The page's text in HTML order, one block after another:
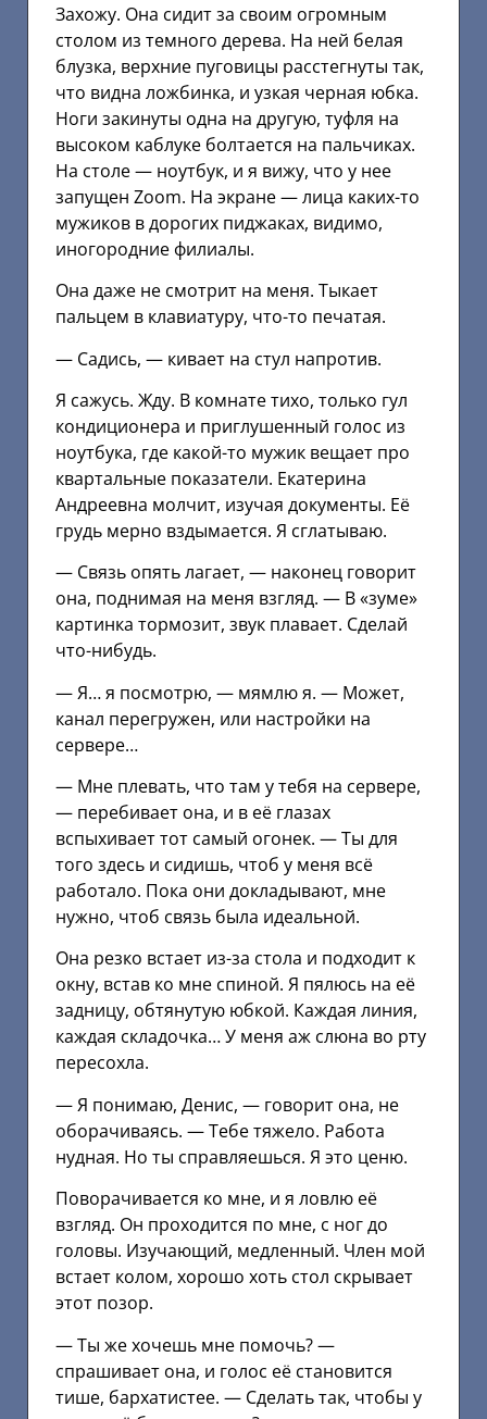
Захожу. Она сидит за своим огромным
столом из темного дерева. На ней белая
блузка, верхние пуговицы расстегнуты так,
что видна ложбинка, и узкая черная юбка.
Ноги закинуты одна на другую, туфля на
высоком каблуке болтается на пальчиках.
На столе — ноутбук, и я вижу, что у нее
запущен Zoom. На экране — лица каких-то
мужиков в дорогих пиджаках, видимо,
иногородние филиалы.
Она даже не смотрит на меня. Тыкает
пальцем в клавиатуру, что-то печатая.
— Садись, — кивает на стул напротив.
Я сажусь. Жду. В комнате тихо, только гул
кондиционера и приглушенный голос из
ноутбука, где какой-то мужик вещает про
квартальные показатели. Екатерина
Андреевна молчит, изучая документы. Её
грудь мерно вздымается. Я сглатываю.
— Связь опять лагает, — наконец говорит
она, поднимая на меня взгляд. — В «зуме»
картинка тормозит, звук плавает. Сделай
что-нибудь.
— Я… я посмотрю, — мямлю я. — Может,
канал перегружен, или настройки на
сервере…
— Мне плевать, что там у тебя на сервере,
— перебивает она, и в её глазах
вспыхивает тот самый огонек. — Ты для
того здесь и сидишь, чтоб у меня всё
работало. Пока они докладывают, мне
нужно, чтоб связь была идеальной.
Она резко встает из-за стола и подходит к
окну, встав ко мне спиной. Я пялюсь на её
задницу, обтянутую юбкой. Каждая линия,
каждая складочка… У меня аж слюна во рту
пересохла.
— Я понимаю, Денис, — говорит она, не
оборачиваясь. — Тебе тяжело. Работа
нудная. Но ты справляешься. Я это ценю.
Поворачивается ко мне, и я ловлю её
взгляд. Он проходится по мне, с ног до
головы. Изучающий, медленный. Член мой
встает колом, хорошо хоть стол скрывает
этот позор.
— Ты же хочешь мне помочь? —
спрашивает она, и голос её становится
тише, бархатистее. — Сделать так, чтобы у